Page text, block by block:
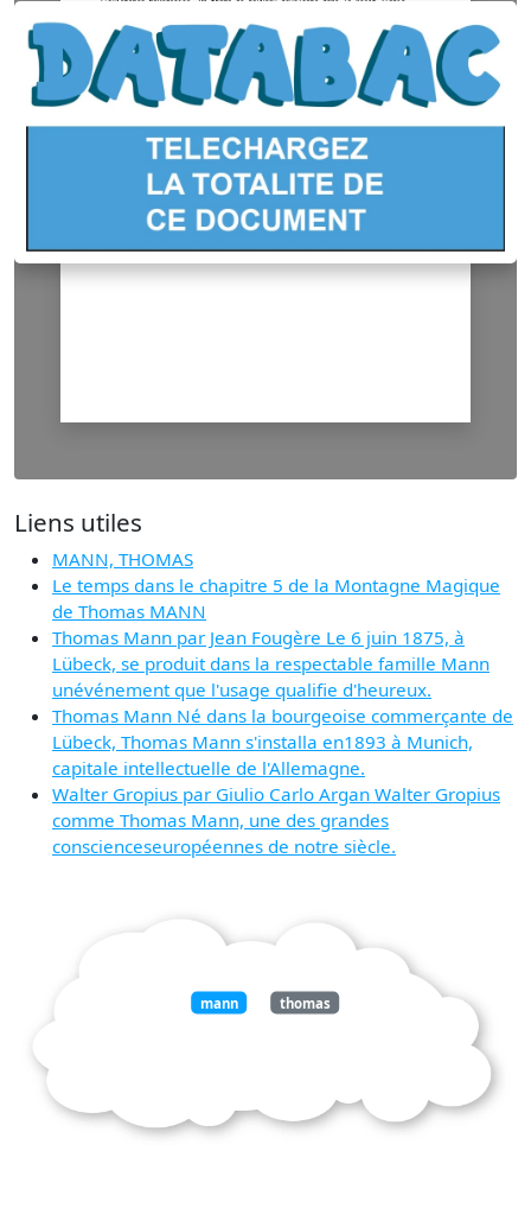
Liens utiles
MANN, THOMAS
Le temps dans le chapitre 5 de la Montagne Magique
de Thomas MANN
Thomas Mann par Jean Fougère Le 6 juin 1875, à
Lübeck, se produit dans la respectable famille Mann
unévénement que l'usage qualifie d'heureux.
Thomas Mann Né dans la bourgeoise commerçante de
Lübeck, Thomas Mann s'installa en1893 à Munich,
capitale intellectuelle de l'Allemagne.
Walter Gropius par Giulio Carlo Argan Walter Gropius
comme Thomas Mann, une des grandes
conscienceseuropéennes de notre siècle.
mann thomas